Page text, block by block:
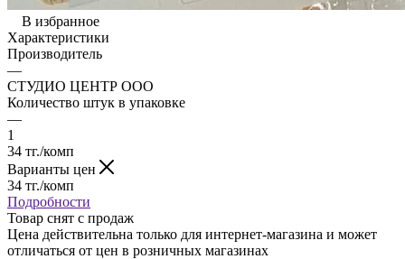
В избранное
Характеристики
Производитель
—
СТУДИО ЦЕНТР ООО
Количество штук в упаковке
—
1
34 тг./комп
Варианты цен
34 тг./комп
Подробности
Товар снят с продаж
Цена действительна только для интернет-магазина и может
отличаться от цен в розничных магазинах